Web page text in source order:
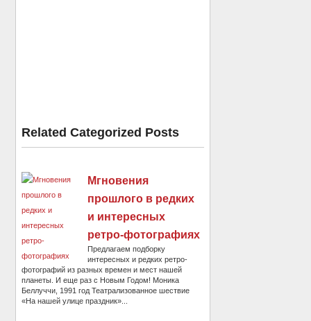
Related Categorized Posts
Мгновения
прошлого в редких
и интересных
ретро-фотографиях
Предлагаем подборку
интересных и редких ретро-
фотографий из разных времен и мест нашей
планеты. И еще раз с Новым Годом! Моника
Беллуччи, 1991 год Театрализованное шествие
«На нашей улице праздник»...